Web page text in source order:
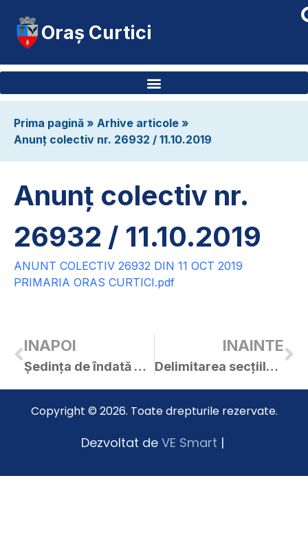
Oraș Curtici
Prima pagină » Arhive articole »
Anunț colectiv nr. 26932 / 11.10.2019
Anunț colectiv nr.
26932 / 11.10.2019
ANUNT COLECTIV 26932 DIN 11 OCT 2019
PRIMARIA ORAS CURTICI.pdf
INAPOI
Ședința de îndată a C.L. Curtici din 10.10.2019
INAINTE
Delimitarea secțiilor de votare de pe raza Orașului Curtici pentru alegerile prezidențiale
Copyright © 2026. Toate drepturile rezervate.
Dezvoltat de VE Smart |